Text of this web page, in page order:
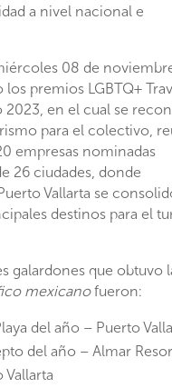
a nivel nacional e
08 de
los premios LGBTQ+
2023, en el cual se
para el colectivo,
empresas nominadas
26 ciudades, donde
Vallarta se
destinos para el
galardones que obtuvo
mexicanofueron:
del año – Puerto
del año – Almar
Vallarta